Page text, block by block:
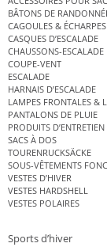
BÂTONS DE
CAGOULES & ÉCHARPES
CASQUES D’ESCALADE
CHAUSSONS-ESCALADE
COUPE-VENT
ESCALADE
HARNAIS D’ESCALADE
LAMPES FRONTALES &
PANTALONS DE PLUIE
PRODUITS D’ENTRETIEN
SACS À DOS
TOURENRUCKSÄCKE
SOUS-VÊTEMENTS
VESTES D’HIVER
VESTES HARDSHELL
VESTES POLAIRES
Sports d’hiver